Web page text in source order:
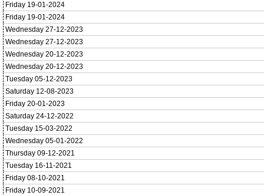
Friday 19-01-2024
Friday 19-01-2024
Wednesday 27-12-2023
Wednesday 27-12-2023
Wednesday 20-12-2023
Wednesday 20-12-2023
Tuesday 05-12-2023
Saturday 12-08-2023
Friday 20-01-2023
Saturday 24-12-2022
Tuesday 15-03-2022
Wednesday 05-01-2022
Thursday 09-12-2021
Tuesday 16-11-2021
Friday 08-10-2021
Friday 10-09-2021